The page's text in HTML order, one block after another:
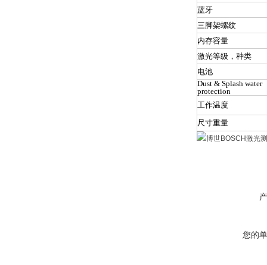
蓝牙
三脚架螺纹
内存容量
激光等级，种类
电池
Dust & Splash water
protection
工作温度
尺寸重量
您的